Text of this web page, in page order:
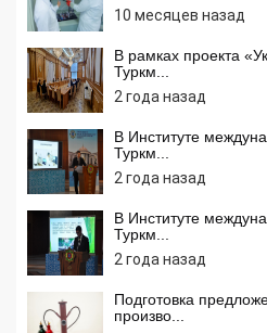
10 месяцев назад
В рамках проекта
Туркм...
2 года назад
В Институте
Туркм...
2 года назад
В Институте
Туркм...
2 года назад
Подготовка
произво...